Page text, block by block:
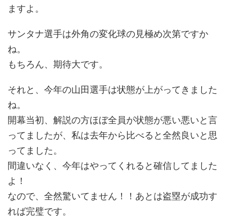
ますよ。
サンタナ選手は外角の変化球の見極め次第ですか
ね。
もちろん、期待大です。
それと、今年の山田選手は状態が上がってきました
ね。
開幕当初、解説の方ほぼ全員が状態が悪い悪いと言
ってましたが、私は去年から比べると全然良いと思
ってました。
間違いなく、今年はやってくれると確信してました
よ！
なので、全然驚いてません！！あとは盗塁が成功す
れば完璧です。